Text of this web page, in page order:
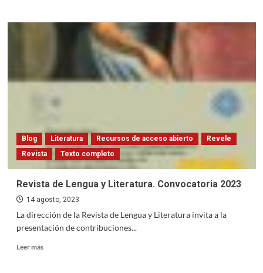
SISBUNC
Blog Literatura Recursos de acceso abierto
Revele
Revista
Texto completo
Revista de Lengua y Literatura. Convocatoria 2023
14 agosto, 2023
La dirección de la Revista de Lengua y Literatura invita a la
presentación de contribuciones...
Leer másRead